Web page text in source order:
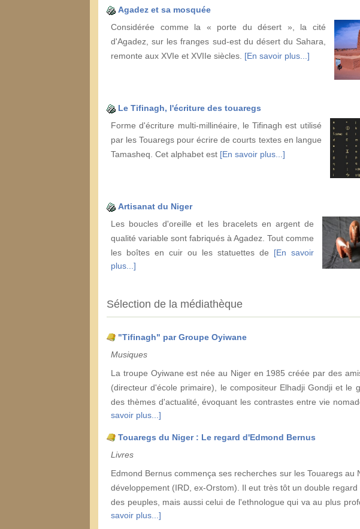
Agadez et sa mosquée
Considérée comme la « porte du désert », la cité
d'Agadez, sur les franges sud-est du désert du Sahara,
remonte aux XVIe et XVIIe siècles. [En savoir plus...]
Le Tifinagh, l'écriture des touaregs
Forme d'écriture multi-millinéaire, le Tifinagh est utilisé
par les Touaregs pour écrire de courts textes en langue
Tamasheq. Cet alphabet est [En savoir plus...]
Artisanat du Niger
Les boucles d'oreille et les bracelets en argent de
qualité variable sont fabriqués à Agadez. Tout comme
les boîtes en cuir ou les statuettes de [En savoir
plus...]
Sélection de la médiathèque
"Tifinagh" par Groupe Oyiwane
Musiques
La troupe Oyiwane est née au Niger en 1985 créée par des
(directeur d'école primaire), le compositeur Elhadji Gondji et le
des thèmes d'actualité, évoquant les contrastes entre vie
savoir plus...]
Touaregs du Niger : Le regard d'Edmond Bernus
Livres
Edmond Bernus commença ses recherches sur les Touaregs
développement (IRD, ex-Orstom). Il eut très tôt un double
des peuples, mais aussi celui de l'ethnologue qui va au plus
savoir plus...]